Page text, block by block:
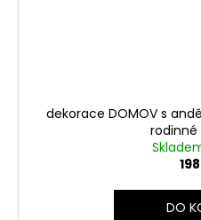
dekorace DOMOV s
DO